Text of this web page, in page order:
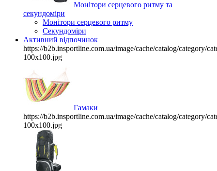
Монітори серцевого ритму та
секундоміри
Монітори серцевого ритму
Секундоміри
Активний відпочинок
https://b2b.insportline.com.ua/image/cache/catalog/category/
100x100.jpg
Гамаки
https://b2b.insportline.com.ua/image/cache/catalog/category/
100x100.jpg